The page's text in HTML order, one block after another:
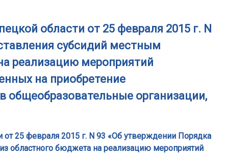
области от 25 февраля 2015 г. N
субсидий местным
реализацию мероприятий
на приобретение
общеобразовательные организации,
25 февраля 2015 г. N 93 «Об утверждении Порядка
областного бюджета на реализацию мероприятий